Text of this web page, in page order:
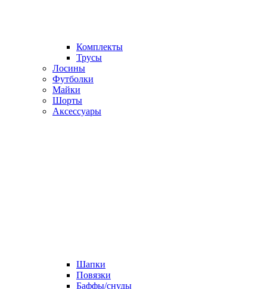
Комплекты
Трусы
Лосины
Футболки
Майки
Шорты
Аксессуары
Шапки
Повязки
Баффы/снуды